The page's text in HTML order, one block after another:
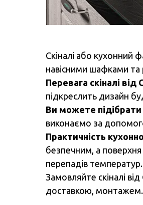
Скіналі або кухонний
навісними шафками та
Перевага скіналі від
підкреслить дизайн
Ви можете
виконаємо за
Практичність
безпечним, а
перепадів температур.
Замовляйте скіналі
доставкою, монтажем.